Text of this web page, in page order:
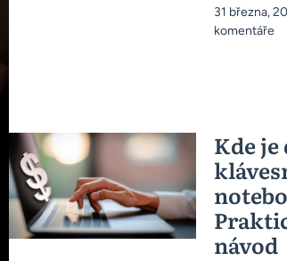
31 března,
komentáře
Kde
návod